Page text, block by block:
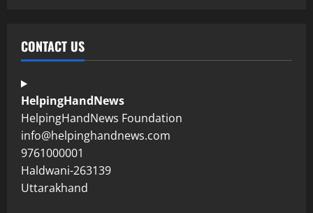
CONTACT US
HelpingHandNews
HelpingHandNews Foundation
info@helpinghandnews.com
9761000001
Haldwani-263139
Uttarakhand